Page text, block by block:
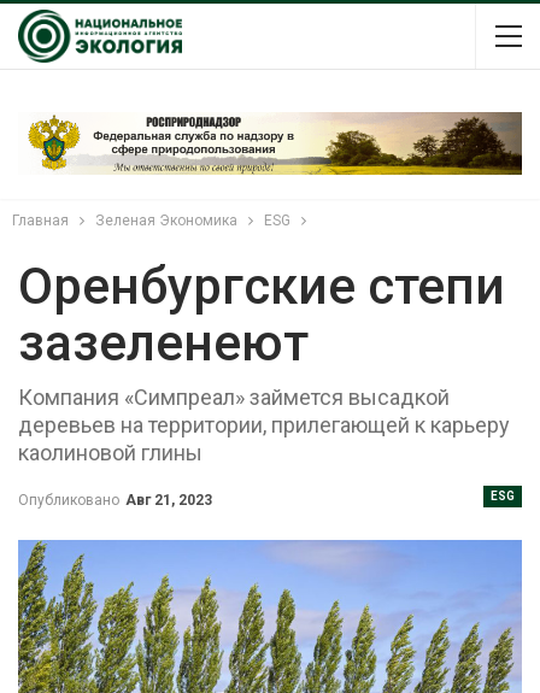
Главная Зеленая Экономика ESG
Оренбургские степи
зазеленеют
Компания «Симпреал» займется высадкой
деревьев на территории, прилегающей к карьеру
каолиновой глины
ESG
Опубликовано Авг 21, 2023